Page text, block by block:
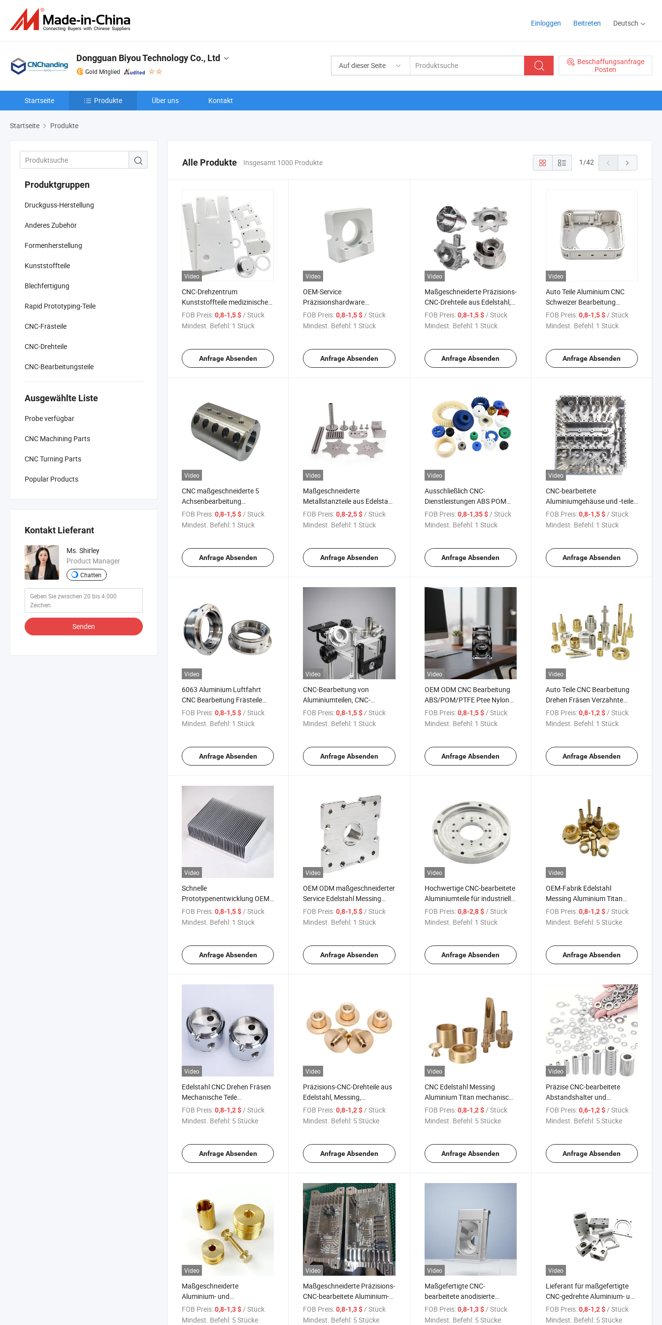
Einloggen Beitreten Deutsch
Auf dieser Seite
Beschaffungsanfrage
Posten
Dongguan Biyou Technology Co., Ltd
Gold Mitglied
Startseite Produkte Über uns Kontakt
Startseite Produkte
Produktgruppen
Druckguss-Herstellung
Anderes Zubehör
Formenherstellung
Kunststoffteile
Blechfertigung
Rapid Prototyping-Teile
CNC-Frästeile
CNC-Drehteile
CNC-Bearbeitungsteile
Ausgewählte Liste
Probe verfügbar
CNC Machining Parts
CNC Turning Parts
Popular Products
Kontakt Lieferant
Ms. Shirley
Product Manager
Chatten
Senden
Alle Produkte Insgesamt 1000 Produkte 1/42
Video
CNC-Drehzentrum
Kunststoffteile medizinische
Versorgung Zubehör
Kunststoffgehäuse
FOB Preis:0,8-1,5 $/ Stück
Mindest. Befehl: 1 Stück
Anfrage Absenden
Video
OEM-Service
Präzisionshardware
Anodisieren
Aluminiumlegierung Stahl
Ersatzmaschinenbearbeitungsteile
FOB Preis: 0,8-1,5 $/ Stück
Mindest. Befehl: 1 Stück
Anfrage Absenden
Video
Maßgeschneiderte Präzisions-
CNC-Drehteile aus Edelstahl,
Messing, Aluminium
FOB Preis: 0,8-1,5 $/ Stück
Mindest. Befehl: 1 Stück
Anfrage Absenden
Video
Auto Teile Aluminium CNC
Schweizer Bearbeitung
Drehteile Aluminium
Verarbeitung Fräsen
FOB Preis: 0,8-1,5 $/ Stück
Mindest. Befehl: 1 Stück
Anfrage Absenden
Video
CNC maßgeschneiderte 5
Achsenbearbeitung
Aluminium Stahl Messing
Fräsen Drehen Auto Teile
FOB Preis:0,8-1,5 $ / Stück
Mindest. Befehl: 1 Stück
Anfrage Absenden
Video
Maßgeschneiderte
Metallstanzteile aus Edelstahl
und Messing
FOB Preis: 0,8-2,5 $ / Stück
Mindest. Befehl: 1 Stück
Anfrage Absenden
Video
Ausschließlich CNC-
Dienstleistungen ABS POM
PTFE Nylon OEM
Kunststoffzahnräder Teile
FOB Preis: 0,8-1,35 $ / Stück
Mindest. Befehl: 1 Stück
Anfrage Absenden
Video
CNC-bearbeitete
Aluminiumgehäuse und -teile
mit Wärmeableitungsdesign
FOB Preis: 0,8-1,5 $ / Stück
Mindest. Befehl: 1 Stück
Anfrage Absenden
Video
6063 Aluminium Luftfahrt
CNC Bearbeitung Frästeile
Herstellung Drehteile
FOB Preis:0,8-1,5 $ / Stück
Mindest. Befehl: 1 Stück
Anfrage Absenden
Video
CNC-Bearbeitung von
Aluminiumteilen, CNC-
Nichtstandardteilen,
maßgeschneiderte
FOB Preis: 0,8-1,5 $ / Stück
Mindest. Befehl: 1 Stück
Anfrage Absenden
Video
OEM ODM CNC Bearbeitung
ABS/POM/PTFE Ptee Nylon
Kunststoffteil medizinisches
Produkt
FOB Preis: 0,8-1,5 $ / Stück
Mindest. Befehl: 1 Stück
Anfrage Absenden
Video
Auto Teile CNC Bearbeitung
Drehen Fräsen Verzahnte
Welle Befestigungselemente
Herstellung
FOB Preis: 0,8-1,2 $ / Stück
Mindest. Befehl: 1 Stück
Anfrage Absenden
Video
Schnelle
Prototypenentwicklung OEM
Edelstahl Messing Aluminium
Wärmeableiter Kühlradiator
FOB Preis:0,8-1,5 $/ Stück
Mindest. Befehl: 1 Stück
Anfrage Absenden
Video
OEM ODM maßgeschneiderter
Service Edelstahl Messing
Aluminium/ Teile CNC-Fräsen
Fertigung
FOB Preis: 0,8-1,5 $ / Stück
Mindest. Befehl: 1 Stück
Anfrage Absenden
Video
Hochwertige CNC-bearbeitete
Aluminiumteile für industrielle
Anwendungen
FOB Preis: 0,8-2,8 $/ Stück
Mindest. Befehl: 1 Stück
Anfrage Absenden
Video
OEM-Fabrik Edelstahl
Messing Aluminium Titan
CNC-Drehteile
FOB Preis: 0,8-1,2 $/ Stück
Mindest. Befehl: 5 Stücke
Anfrage Absenden
Video
Edelstahl CNC Drehen Fräsen
Mechanische Teile
Fertigungsdienstleistung
FOB Preis:0,8-1,2 $/ Stück
Mindest. Befehl: 5 Stücke
Anfrage Absenden
Video
Präzisions-CNC-Drehteile aus
Edelstahl, Messing,
Aluminium, Titan,
mechanische Teile
FOB Preis: 0,8-1,2 $/ Stück
Mindest. Befehl: 5 Stücke
Anfrage Absenden
Video
CNC Edelstahl Messing
Aluminium Titan mechanische
Teile Drehteile
FOB Preis: 0,8-1,2 $/ Stück
Mindest. Befehl: 5 Stücke
Anfrage Absenden
Video
Präzise CNC-bearbeitete
Abstandshalter und
Unterlegscheiben für die
mechanische Montage
FOB Preis: 0,6-1,2 $/ Stück
Mindest. Befehl: 5 Stücke
Anfrage Absenden
Video
Maßgeschneiderte
Aluminium- und
Edelstahlmontagehalterungen
FOB Preis:0,8-1,3 $ / Stück
Mindest. Befehl: 5 Stücke
Video
Maßgeschneiderte Präzisions-
CNC-bearbeitete Aluminium-
Hohlraumgehäuseteile
FOB Preis: 0,8-1,3 $ / Stück
Mindest. Befehl: 5 Stücke
Video
Maßgefertigte CNC-
bearbeitete anodisierte
Aluminiummechanikteile
FOB Preis: 0,8-1,3 $ / Stück
Mindest. Befehl: 5 Stücke
Video
Lieferant für maßgefertigte
CNC-gedrehte Aluminium- und
Edelstahlteile
FOB Preis: 0,8-1,2 $ / Stück
Mindest. Befehl: 5 Stücke